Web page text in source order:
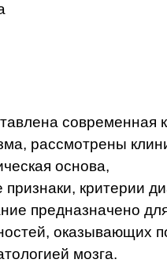
современная
рассмотрены
основа,
критерии
предназначено
оказывающих
мозга.